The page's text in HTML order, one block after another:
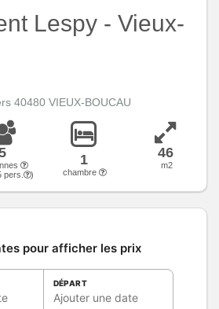
Lespy - Vieux-
40480 VIEUX-BOUCAU
pers. )
1
chambre
46
m2
pour afficher les prix
DÉPART
Ajouter une date